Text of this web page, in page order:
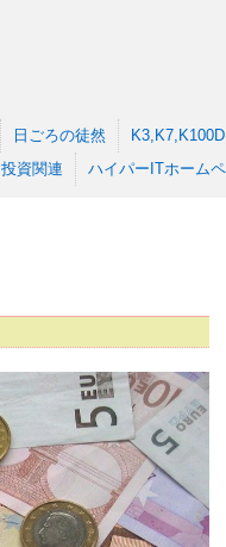
日ごろの徒然
投資関連 ハイパーITホーム